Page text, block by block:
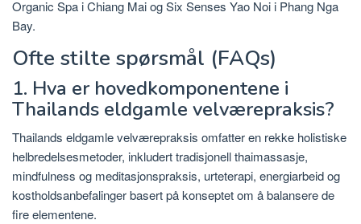
Organic Spa i Chiang Mai og Six Senses Yao Noi i Phang Nga
Bay.
Ofte stilte spørsmål (FAQs)
1. Hva er hovedkomponentene i
Thailands eldgamle velværepraksis?
Thailands eldgamle velværepraksis omfatter en rekke holistiske
helbredelsesmetoder, inkludert tradisjonell thaimassasje,
mindfulness og meditasjonspraksis, urteterapi, energiarbeid og
kostholdsanbefalinger basert på konseptet om å balansere de
fire elementene.